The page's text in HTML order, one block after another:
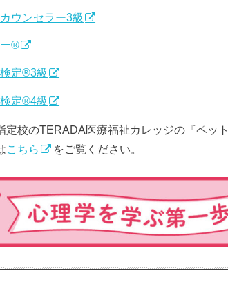
ウンセラー3級
®
定®3級
定®4級
定校のTERADA医療福祉カレッジの『ペッ
こちら をご覧ください。